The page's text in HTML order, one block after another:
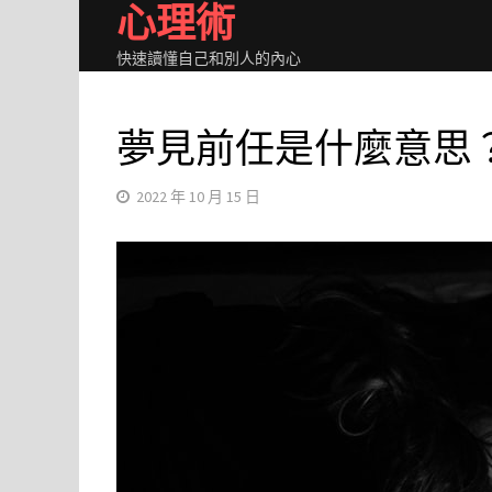
content
心理術
快速讀懂自己和別人的內心
夢見前任是什麼意思
2022 年 10 月 15 日